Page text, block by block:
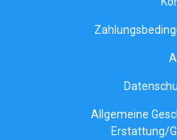
Allgemeine
Erstattung/